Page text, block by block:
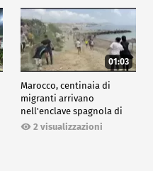
01:03
Marocco, centinaia di
migranti arrivano
nell'enclave spagnola di
Ceuta2 visualizzazioni